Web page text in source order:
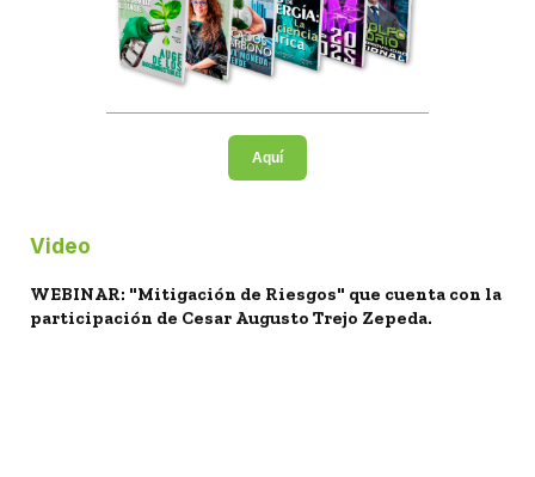
Aquí
Video
WEBINAR: "Mitigación de Riesgos" que cuenta con la
participación de Cesar Augusto Trejo Zepeda.